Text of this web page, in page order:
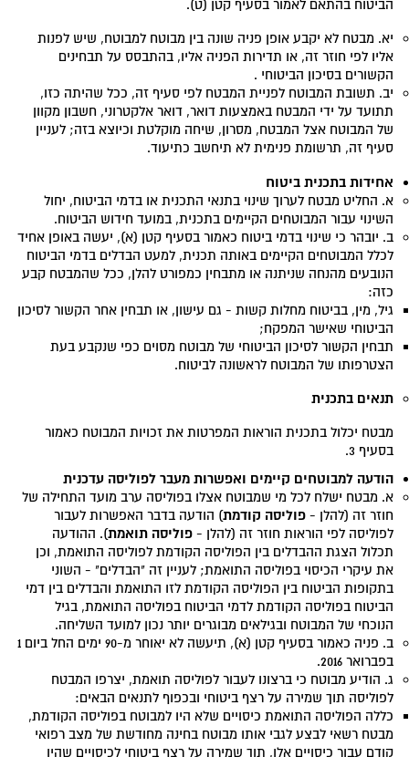
הביטוח בהתאם לאמור בסעיף קטן (ט).
יא. מבטח לא יקבע אופן פניה שונה בין מבוטח למבוטח, שיש לפנות
אליו לפי חוזר זה, או תדירות הפניה אליו, בהתבסס על תבחינים
הקשורים בסיכון הביטוחי .
יב. תשובת המבוטח לפניית המבטח לפי סעיף זה, ככל שהיתה כזו,
תתועד על ידי המבטח באמצעות דואר, דואר אלקטרוני, חשבון מקוון
של המבוטח אצל המבטח, מסרון, שיחה מוקלטת וכיוצא בזה; לעניין
סעיף זה, תרשומת פנימית לא תיחשב כתיעוד.
אחידות בתכנית ביטוח
א. החליט מבטח לערוך שינוי בתנאי התכנית או בדמי הביטוח, יחול
השינוי עבור המבוטחים הקיימים בתכנית, במועד חידוש הביטוח.
ב. יובהר כי שינוי בדמי ביטוח כאמור בסעיף קטן (א), יעשה באופן אחיד
לכלל המבוטחים הקיימים באותה תכנית, למעט הבדלים בדמי הביטוח
הנובעים מהנחה שניתנה או מתבחין כמפורט להלן, ככל שהמבטח קבע
כזה:
גיל, מין, בביטוח מחלות קשות - גם עישון, או תבחין אחר הקשור לסיכון
הביטוחי שאישר המפקח;
תבחין הקשור לסיכון הביטוחי של מבוטח מסוים כפי שנקבע בעת
הצטרפותו של המבוטח לראשונה לביטוח.
תנאים בתכנית
מבטח יכלול בתכנית הוראות המפרטות את זכויות המבוטח כאמור
בסעיף 3.
הודעה למבוטחים קיימים ואפשרות מעבר לפוליסה עדכנית
א. מבטח ישלח לכל מי שמבוטח אצלו בפוליסה ערב מועד התחילה של
חוזר זה (להלן -פוליסה קודמת) הודעה בדבר האפשרות לעבור
לפוליסה לפי הוראות חוזר זה (להלן -פוליסה תואמת). ההודעה
תכלול הצגת ההבדלים בין הפוליסה הקודמת לפוליסה התואמת, וכן
את עיקרי הכיסוי בפוליסה התואמת; לעניין זה "הבדלים" - השוני
בתקופות הביטוח בין הפוליסה הקודמת לזו התואמת והבדלים בין דמי
הביטוח בפוליסה הקודמת לדמי הביטוח בפוליסה התואמת, בגיל
הנוכחי של המבוטח ובגילאים מבוגרים יותר נכון למועד השליחה.
ב. פניה כאמור בסעיף קטן (א), תיעשה לא יאוחר מ-90 ימים החל ביום 1
בפברואר 2016.
ג. הודיע מבוטח כי ברצונו לעבור לפוליסה תואמת, יצרפו המבטח
לפוליסה תוך שמירה על רצף ביטוחי ובכפוף לתנאים הבאים:
כללה הפוליסה התואמת כיסויים שלא היו למבוטח בפוליסה הקודמת,
מבטח רשאי לבצע לגבי אותו מבוטח בחינה מחודשת של מצב רפואי
קודם עבור כיסויים אלו, תוך שמירה על רצף ביטוחי לכיסויים שהיו